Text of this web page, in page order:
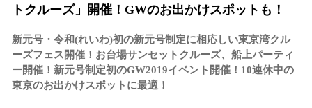
トクルーズ」開催！GWのお出かけスポットも！
新元号・令和(れいわ)初の新元号制定に相応しい東京湾クル
ーズフェス開催！お台場サンセットクルーズ、船上パーティ
ー開催！新元号制定初のGW2019イベント開催！10連休中の
東京のお出かけスポットに最適！